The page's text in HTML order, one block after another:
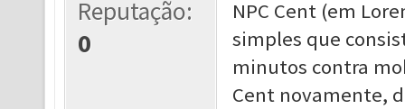
Reputação:
0
NPC Cent (em
simples que
minutos contra
Cent novamente,